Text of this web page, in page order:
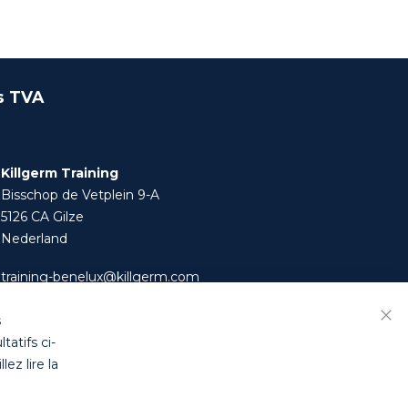
TVA
Killgerm Training
Bisschop de Vetplein 9-A
5126 CA Gilze
Nederland
training-benelux@killgerm.com
+32 (0)14 44 22 79
ci-
lire la